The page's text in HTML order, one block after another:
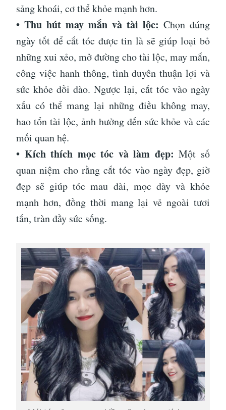
sảng khoái, cơ thể khỏe mạnh hơn.
• Thu hút may mắn và tài lộc: Chọn đúng
ngày tốt để cắt tóc được tin là sẽ giúp loại bỏ
những xui xẻo, mở đường cho tài lộc, may mắn,
công việc hanh thông, tình duyên thuận lợi và
sức khỏe dồi dào. Ngược lại, cắt tóc vào ngày
xấu có thể mang lại những điều không may,
hao tổn tài lộc, ảnh hưởng đến sức khỏe và các
mối quan hệ.
• Kích thích mọc tóc và làm đẹp: Một số
quan niệm cho rằng cắt tóc vào ngày đẹp, giờ
đẹp sẽ giúp tóc mau dài, mọc dày và khỏe
mạnh hơn, đồng thời mang lại vẻ ngoài tươi
tắn, tràn đầy sức sống.